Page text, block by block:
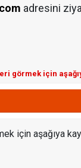
adresini
görmek için
için aşağıya